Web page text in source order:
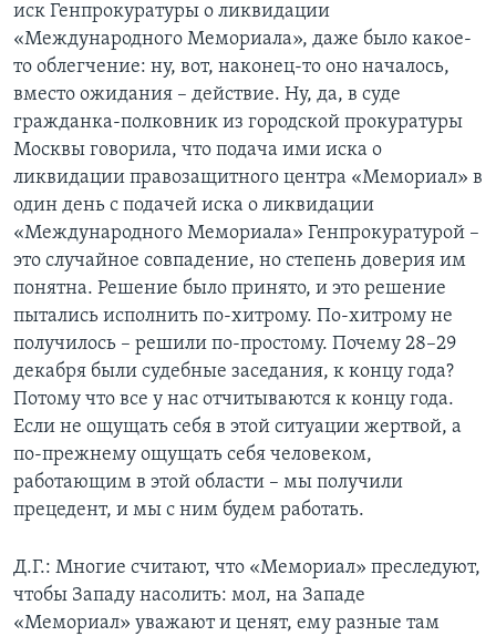
иск Генпрокуратуры о ликвидации
«Международного Мемориала», даже было какое-
то облегчение: ну, вот, наконец-то оно началось,
вместо ожидания – действие. Ну, да, в суде
гражданка-полковник из городской прокуратуры
Москвы говорила, что подача ими иска о
ликвидации правозащитного центра «Мемориал» в
один день с подачей иска о ликвидации
«Международного Мемориала» Генпрокуратурой –
это случайное совпадение, но степень доверия им
понятна. Решение было принято, и это решение
пытались исполнить по-хитрому. По-хитрому не
получилось – решили по-простому. Почему 28–29
декабря были судебные заседания, к концу года?
Потому что все у нас отчитываются к концу года.
Если не ощущать себя в этой ситуации жертвой, а
по-прежнему ощущать себя человеком,
работающим в этой области – мы получили
прецедент, и мы с ним будем работать.
Д.Г.: Многие считают, что «Мемориал» преследуют,
чтобы Западу насолить: мол, на Западе
«Мемориал» уважают и ценят, ему разные там